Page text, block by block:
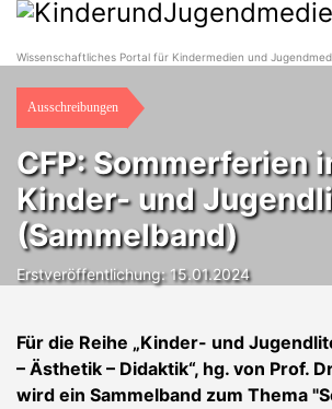
Wissenschaftliches Portal für Kindermedien und
Ausschreibungen
CFP: Sommerferien
Kinder- und
(Sammelband)
Erstveröffentlichung: 15.01.2024
Für die Reihe „Kinder- und
– Ästhetik – Didaktik“, hg. von Prof.
wird ein Sammelband zum Thema